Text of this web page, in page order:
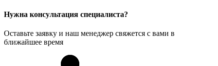
Нужна консультация специалиста?
Оставьте заявку и наш менеджер свяжется с вами в
ближайшее время